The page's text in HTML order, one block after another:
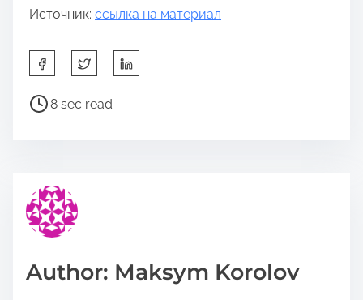
Источник: ссылка на материал
h
a
s
p
s
P
o
e
a
d
i
8 sec read
Author: Maksym Korolov